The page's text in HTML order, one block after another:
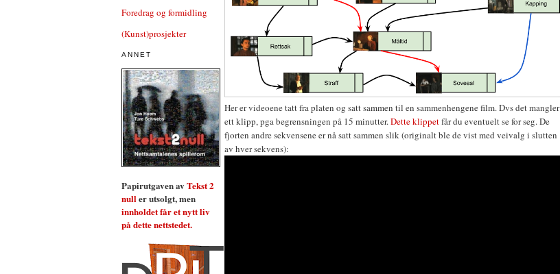
Foredrag og formidling
(Kunst)prosjekter
ANNET
Papirutgaven av Tekst 2
nuller utsolgt, men
innholdet får et nytt liv
på dette nettstedet.
Her er videoene tatt fra platen og satt sammen til en sammenhengene film. Dvs det mangler
ett klipp, pga begrensningen på 15 minutter.Dette klippetfår du eventuelt se for seg. De
fjorten andre sekvensene er nå satt sammen slik (originalt ble de vist med veivalg i slutten
av hver sekvens):